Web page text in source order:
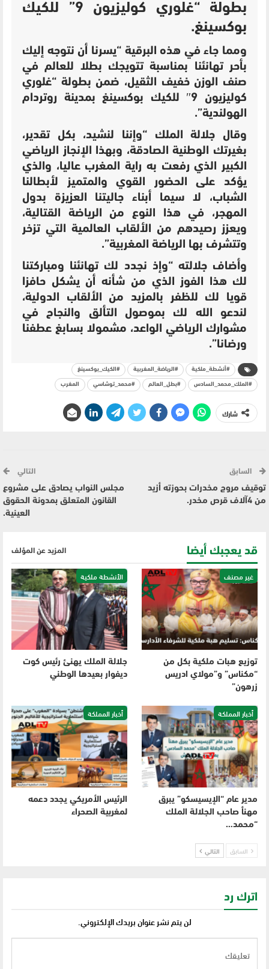
بطولة “غلوري كوليزيون 9” للكيك
بوكسينغ.
ومما جاء في هذه البرقية “يسرنا أن نتوجه إليك
بأحر تهانئنا بمناسبة تتويجك بطلا للعالم في
صنف الوزن خفيف الثقيل، ضمن بطولة “غلوري
كوليزيون 9″ للكيك بوكسينغ بمدينة روتردام
الهولندية”.
وقال جلالة الملك “وإننا لنشيد، بكل تقدير،
بغيرتك الوطنية الصادقة، وبهذا الإنجاز الرياضي
الكبير الذي رفعت به راية المغرب عاليا، والذي
يؤكد على الحضور القوي والمتميز لأبطالنا
الشباب، لا سيما أبناء جاليتنا العزيزة بدول
المهجر، في هذا النوع من الرياضة القتالية،
ويعزز رصيدهم من الألقاب العالمية التي تزخر
وتتشرف بها الرياضة المغربية”.
وأضاف جلالته “وإذ نجدد لك تهانئنا ومباركتنا
لك هذا الفوز الذي من شأنه أن يشكل حافزا
قويا لك للظفر بالمزيد من الألقاب الدولية،
لندعو الله لك بموصول التألق والنجاح في
مشوارك الرياضي الواعد، مشمولا بسابغ عطفنا
ورضانا”.
#أنشطة_ملكية #الرياضة_المغربية #الكيك_بوكسينغ
#الملك_محمد_السادس #بطل_العالم #محمد_توشاسي المغرب
شارك
السابق
توقيف مروج مخدرات بحوزته أزيد
من 4آلاف قرص مخدر.
التالي
مجلس النواب يصادق على مشروع
القانون المتعلق بمدونة الحقوق
العينية.
قد يعجبك أيضا المزيد عن المؤلف
غير مصنف
توزيع هبات ملكية بكل من
“مكناس” و”مولاي ادريس
زرهون”
الأنشطة ملكية
جلالة الملك يهنئ رئيس كوت
ديفوار بعيدها الوطني
أخبار المملكة
مدير عام “الإيسيسكو” يبرق
مهنأ صاحب الجلالة الملك
“محمد…
أخبار المملكة
الرئيس الأمريكي يجدد دعمه
لمغربية الصحراء
السابق التالي
اترك رد
لن يتم نشر عنوان بريدك الإلكتروني.